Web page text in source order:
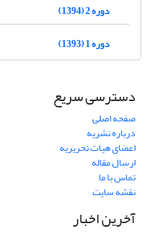
دوره 2 (1394)
دوره 1 (1393)
دسترسی سریع
صفحه اصلی
درباره نشریه
اعضای هیات تحریریه
ارسال مقاله
تماس با ما
نقشه سایت
آخرین اخبار